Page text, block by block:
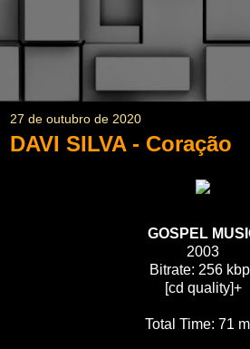
27 de outubro de 2020
DAVI SILVA - Coração
GOSPEL
2003
Bitrate: 256
[cd quality]+
Total Time: 71